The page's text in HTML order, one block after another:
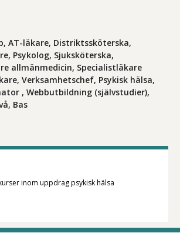
AT-läkare, Distriktssköterska,
Psykolog, Sjuksköterska,
allmänmedicin, Specialistläkare
Verksamhetschef, Psykisk hälsa,
, Webbutbildning (självstudier),
Bas
inom uppdrag psykisk hälsa